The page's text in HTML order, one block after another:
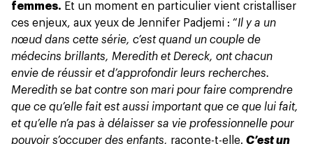
femmes. Et un moment en particulier vient cristalliser
ces enjeux, aux yeux de Jennifer Padjemi : “Il y a un
nœud dans cette série, c’est quand un couple de
médecins brillants, Meredith et Dereck, ont chacun
envie de réussir et d’approfondir leurs recherches.
Meredith se bat contre son mari pour faire comprendre
que ce qu’elle fait est aussi important que ce que lui fait,
et qu’elle n’a pas à délaisser sa vie professionnelle pour
pouvoir s’occuper des enfants, raconte-t-elle. C’est un